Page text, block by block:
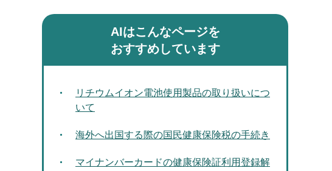
AIはこんなページを
おすすめしています
リチウムイオン電池使用製品の取り扱いにつ
いて
海外へ出国する際の国民健康保険税の手続き
マイナンバーカードの健康保険証利用登録解